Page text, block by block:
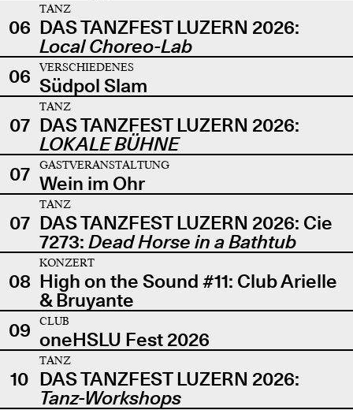
06
TANZ
DAS TANZFEST LUZERN 2026:
Local Choreo-Lab
06
VERSCHIEDENES
Südpol Slam
07
TANZ
DAS TANZFEST LUZERN 2026:
LOKALE BÜHNE
07
GASTVERANSTALTUNG
Wein im Ohr
07
TANZ
DAS TANZFEST LUZERN 2026: Cie
7273: Dead Horse in a Bathtub
08
KONZERT
High on the Sound #11: Club Arielle
& Bruyante
09
CLUB
oneHSLU Fest 2026
10
TANZ
DAS TANZFEST LUZERN 2026:
Tanz-Workshops